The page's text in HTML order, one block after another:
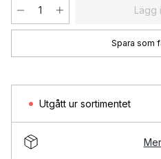
Lägg
Spara som
Utgått ur sortimentet